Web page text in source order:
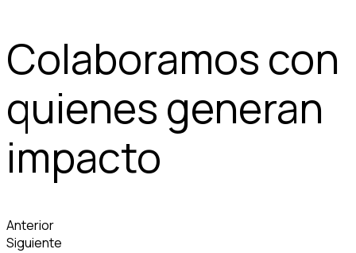
Colaboramos con
quienes generan
impacto
Anterior
Siguiente